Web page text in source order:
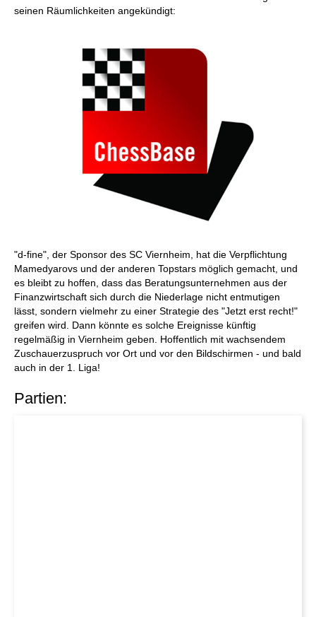
seinen Räumlichkeiten angekündigt:
"d-fine", der Sponsor des SC Viernheim, hat die Verpflichtung
Mamedyarovs und der anderen Topstars möglich gemacht, und
es bleibt zu hoffen, dass das Beratungsunternehmen aus der
Finanzwirtschaft sich durch die Niederlage nicht entmutigen
lässt, sondern vielmehr zu einer Strategie des "Jetzt erst recht!"
greifen wird. Dann könnte es solche Ereignisse künftig
regelmäßig in Viernheim geben. Hoffentlich mit wachsendem
Zuschauerzuspruch vor Ort und vor den Bildschirmen - und bald
auch in der 1. Liga!
Partien: